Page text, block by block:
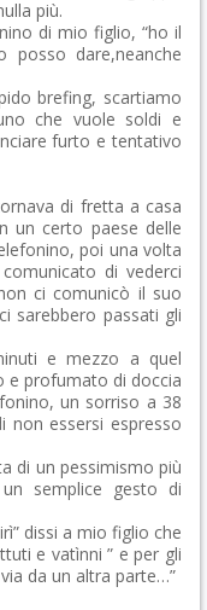
più.
di mio figlio, “ho il
dare,neanche
brefing, scartiamo
che vuole soldi e
furto e tentativo
di fretta a casa
un certo paese delle
poi una volta
di vederci
ci comunicò il suo
sarebbero passati gli
e mezzo a quel
e profumato di doccia
un sorriso a 38
non essersi espresso
di un pessimismo più
semplice gesto di
dissi a mio figlio che
e vatìnni ” e per gli
da un altra parte…”